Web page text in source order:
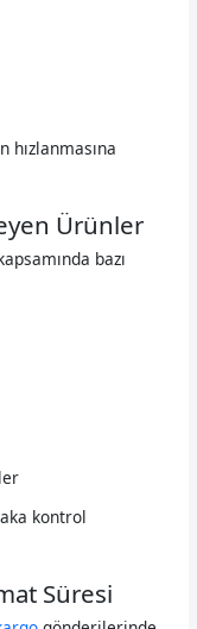
Ürünler
bazı
kontrol
Süresi